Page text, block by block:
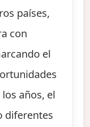
países,
con
el
años, el
diferentes